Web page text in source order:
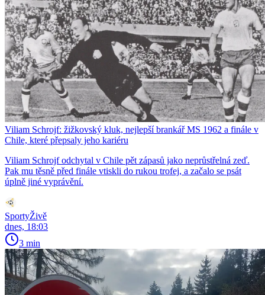
Viliam Schrojf: žižkovský kluk, nejlepší brankář MS 1962 a finále v
Chile, které přepsaly jeho kariéru
Viliam Schrojf odchytal v Chile pět zápasů jako neprůstřelná zeď.
Pak mu těsně před finále vtiskli do rukou trofej, a začalo se psát
úplně jiné vyprávění.
SportyŽivě
dnes, 18:03
3 min